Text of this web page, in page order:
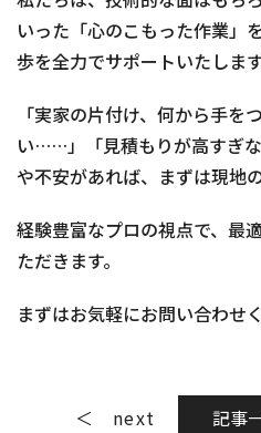
いった「心のこもった作業」
歩を全力でサポートいたします
「実家の片付け、何から手を
い……」「見積もりが高すぎ
や不安があれば、まずは現地
経験豊富なプロの視点で、最
ただきます。
まずはお気軽にお問い合わせ
next 記事